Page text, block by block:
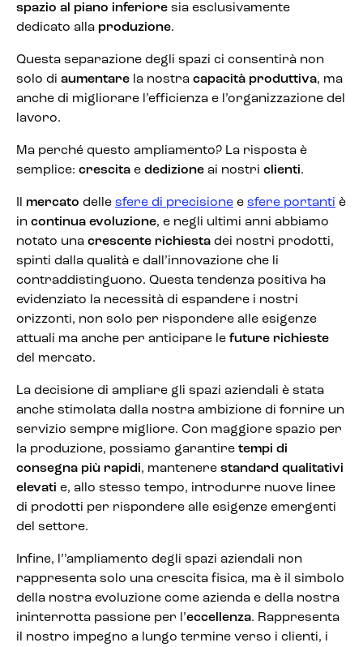
spazio al piano inferiore sia esclusivamente
dedicato alla produzione.
Questa separazione degli spazi ci consentirà non
solo di aumentare la nostra capacità produttiva, ma
anche di migliorare l’efficienza e l’organizzazione del
lavoro.
Ma perché questo ampliamento? La risposta è
semplice: crescita e dedizione ai nostri clienti.
mercato delle sfere di precisione e sfere portanti è
in continua evoluzione, e negli ultimi anni abbiamo
notato una crescente richiesta dei nostri prodotti,
spinti dalla qualità e dall’innovazione che li
contraddistinguono. Questa tendenza positiva ha
evidenziato la necessità di espandere i nostri
orizzonti, non solo per rispondere alle esigenze
attuali ma anche per anticipare le future richieste
del mercato.
La decisione di ampliare gli spazi aziendali è stata
anche stimolata dalla nostra ambizione di fornire un
servizio sempre migliore. Con maggiore spazio per
la produzione, possiamo garantire tempi di
consegna più rapidi, mantenere standard qualitativi
elevati e, allo stesso tempo, introdurre nuove linee
di prodotti per rispondere alle esigenze emergenti
del settore.
Infine, l’’ampliamento degli spazi aziendali non
rappresenta solo una crescita fisica, ma è il simbolo
della nostra evoluzione come azienda e della nostra
ininterrotta passione per l’eccellenza. Rappresenta
il nostro impegno a lungo termine verso i clienti, i